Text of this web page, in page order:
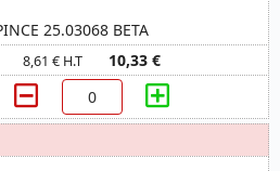
25.03068 BETA
8,61 € H.T 10,33 €